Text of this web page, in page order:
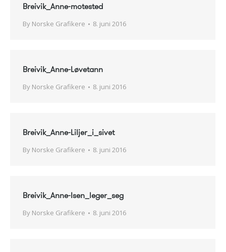
Breivik_Anne-motested
By Norske Grafikere 8. juni 2016
Breivik_Anne-Løvetann
By Norske Grafikere 8. juni 2016
Breivik_Anne-Liljer_i_sivet
By Norske Grafikere 8. juni 2016
Breivik_Anne-Isen_leger_seg
By Norske Grafikere 8. juni 2016